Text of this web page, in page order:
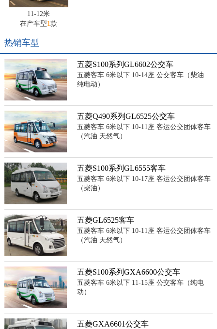
11-12米
在产车型1 款
热销车型
五菱S100系列GL6602公交车
五菱客车 6米以下 10-14座 公交客车（柴油
纯电动）
五菱Q490系列GL6525公交车
五菱客车 6米以下 10-11座 客运公交团体客车
（汽油 天然气）
五菱S100系列GL6555客车
五菱客车 6米以下 10-17座 客运公交团体客车
（柴油）
五菱GL6525客车
五菱客车 6米以下 10-11座 客运公交团体客车
（汽油 天然气）
五菱S100系列GXA6600公交车
五菱客车 6米以下 11-15座 公交客车（纯电
动）
五菱GXA6601公交车